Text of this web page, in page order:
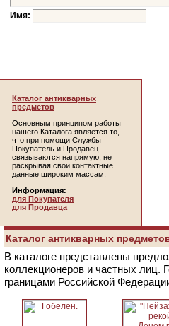
Имя:
Каталог антикварных
предметов
Основным принципом работы
нашего Каталога является то,
что при помощи Службы
Покупатель и Продавец
связываются напрямую, не
раскрывая свои контактные
данные широким массам.
Информация:
для Покупателя
для Продавца
Каталог антикварных
В каталоге представлены
коллекционеров и частных лиц.
границами Российской